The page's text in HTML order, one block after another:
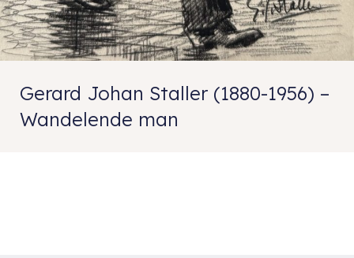
Gerard Johan Staller (1880-1956) –
Wandelende man